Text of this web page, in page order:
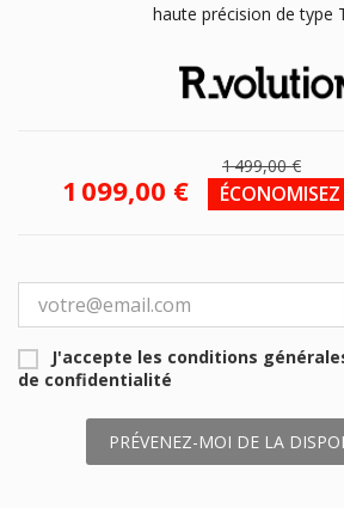
haute précision de type
1 499,00 €
1 099,00 €
J'accepte les conditions
de confidentialité
PRÉVENEZ-MOI DE LA